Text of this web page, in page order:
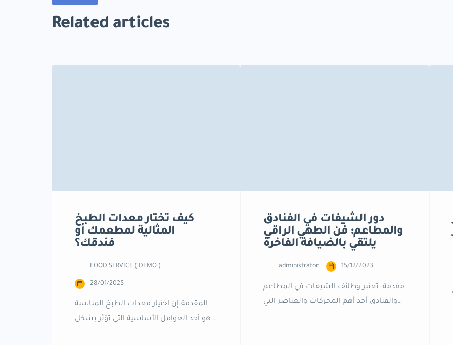
Related articles
كيف تختار معدات الطبخ
المثالية لمطعمك أو
فندقك؟
FOOD SERVICE ( DEMO )
28/01/2025
المقدمة:إن اختيار معدات الطبخ المناسبة
هو أحد العوامل الأساسية التي تؤثر بشكل
دور الشيفات في الفنادق
والمطاعم: فن الطهي الراقي
يلتقي بالضيافة الفاخرة
administrator 15/12/2023
مقدمة: تعتبر وظائف الشيفات في المطاعم
والفنادق أحد أهم المحركات والعناصر التي